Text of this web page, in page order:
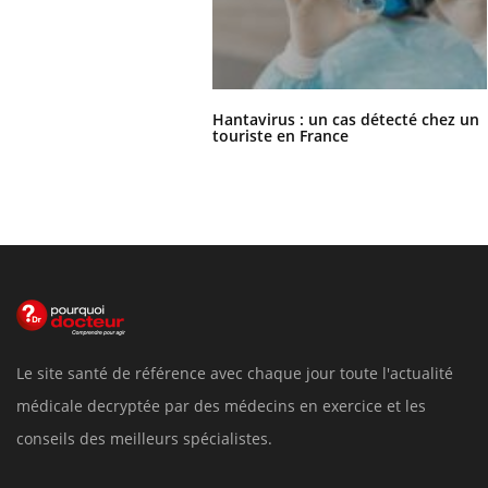
Hantavirus : un cas détecté chez un
touriste en France
Le site santé de référence avec chaque jour toute l'actualité
médicale decryptée par des médecins en exercice et les
conseils des meilleurs spécialistes.